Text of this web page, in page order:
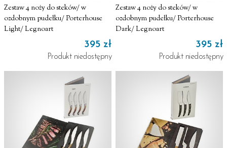
Zestaw 4 noży do steków/ w
ozdobnym pudełku/ Porterhouse
Light/ Legnoart
395 zł
Produkt niedostępny
Zestaw 4 noży do steków/ w
ozdobnym pudełku/ Porterhouse
Dark/ Legnoart
395 zł
Produkt niedostępny